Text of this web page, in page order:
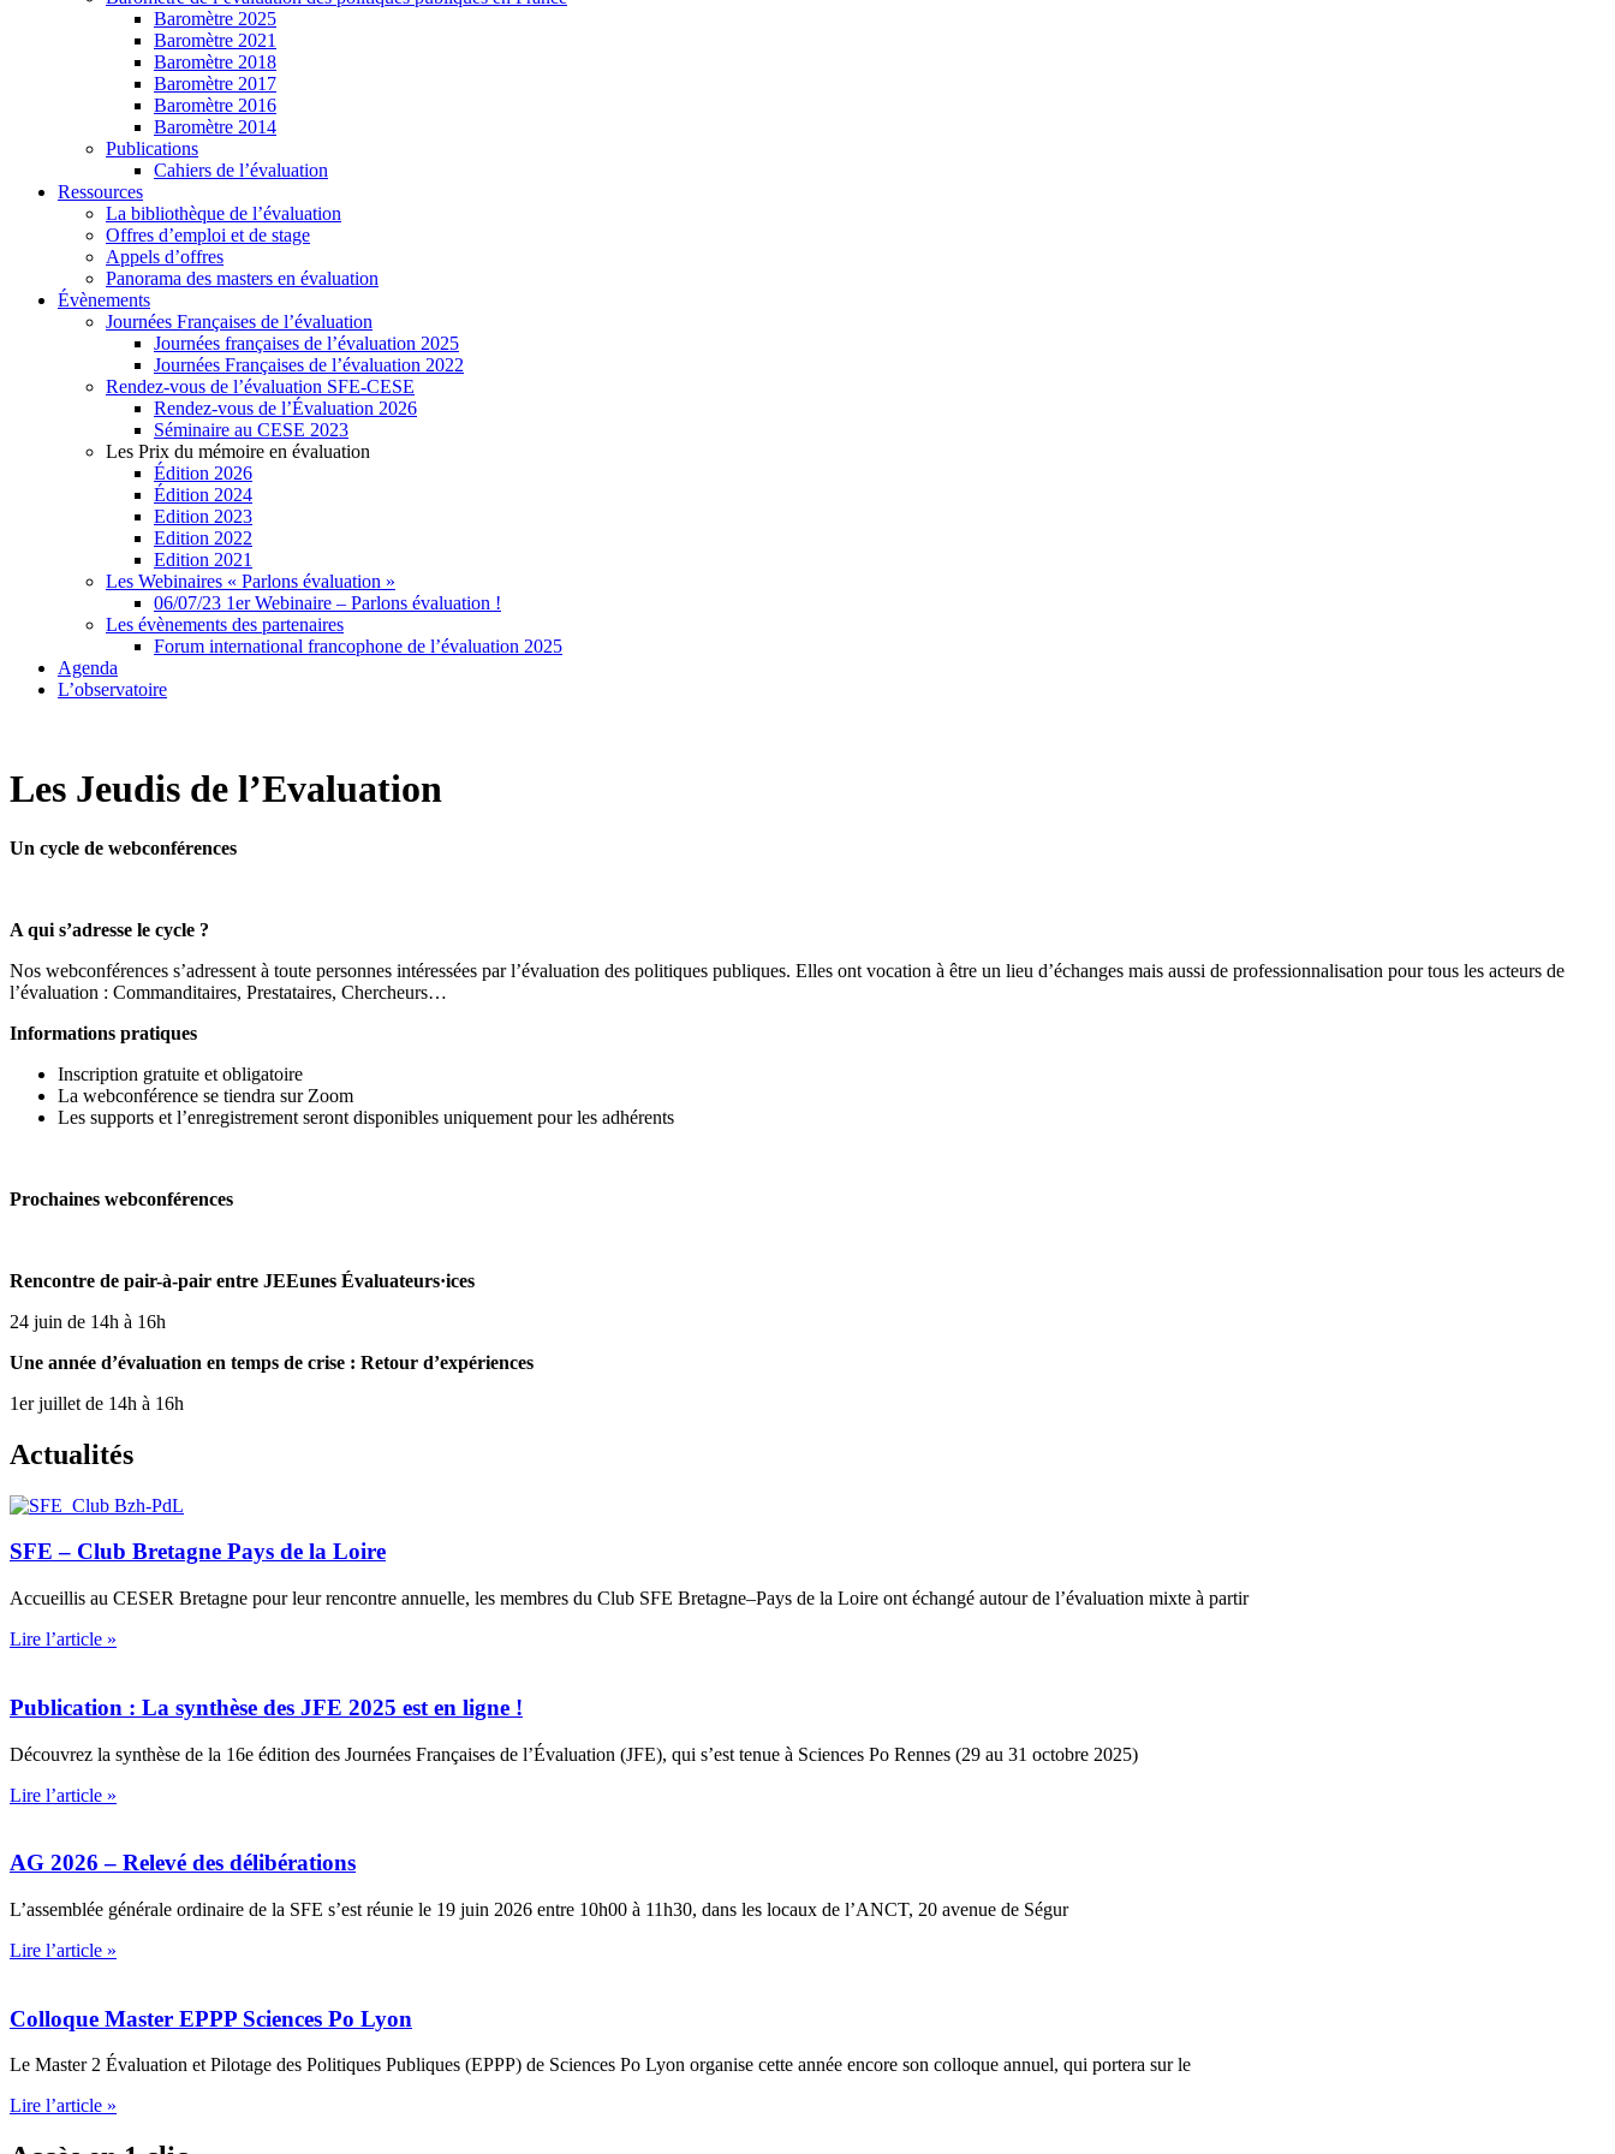
Baromètre 2025
Baromètre 2021
Baromètre 2018
Baromètre 2017
Baromètre 2016
Baromètre 2014
Publications
Cahiers de l’évaluation
Ressources
La bibliothèque de l’évaluation
Offres d’emploi et de stage
Appels d’offres
Panorama des masters en évaluation
Évènements
Journées Françaises de l’évaluation
Journées françaises de l’évaluation 2025
Journées Françaises de l’évaluation 2022
Rendez-vous de l’évaluation SFE-CESE
Rendez-vous de l’Évaluation 2026
Séminaire au CESE 2023
Les Prix du mémoire en évaluation
Édition 2026
Édition 2024
Edition 2023
Edition 2022
Edition 2021
Les Webinaires « Parlons évaluation »
06/07/23 1er Webinaire – Parlons évaluation !
Les évènements des partenaires
Forum international francophone de l’évaluation 2025
Agenda
L’observatoire
Les Jeudis de l’Evaluation
Un cycle de webconférences
A qui s’adresse le cycle ?
Nos webconférences s’adressent à toute personnes intéressées par l’évaluation des politiques publiques. Elles ont vocation à être un lieu d’échanges mais aussi de professionnalisation pour tous les acteurs de
l’évaluation : Commanditaires, Prestataires, Chercheurs…
Informations pratiques
Inscription gratuite et obligatoire
La webconférence se tiendra sur Zoom
Les supports et l’enregistrement seront disponibles uniquement pour les adhérents
Prochaines webconférences
Rencontre de pair-à-pair entre JEEunes Évaluateurs·ices
24 juin de 14h à 16h
Une année d’évaluation en temps de crise : Retour d’expériences
1er juillet de 14h à 16h
Actualités
SFE – Club Bretagne Pays de la Loire
Accueillis au CESER Bretagne pour leur rencontre annuelle, les membres du Club SFE Bretagne–Pays de la Loire ont échangé autour de l’évaluation mixte à partir
Lire l’article »
Publication : La synthèse des JFE 2025 est en ligne !
Découvrez la synthèse de la 16e édition des Journées Françaises de l’Évaluation (JFE), qui s’est tenue à Sciences Po Rennes (29 au 31 octobre 2025)
Lire l’article »
AG 2026 – Relevé des délibérations
L’assemblée générale ordinaire de la SFE s’est réunie le 19 juin 2026 entre 10h00 à 11h30, dans les locaux de l’ANCT, 20 avenue de Ségur
Lire l’article »
Colloque Master EPPP Sciences Po Lyon
Le Master 2 Évaluation et Pilotage des Politiques Publiques (EPPP) de Sciences Po Lyon organise cette année encore son colloque annuel, qui portera sur le
Lire l’article »